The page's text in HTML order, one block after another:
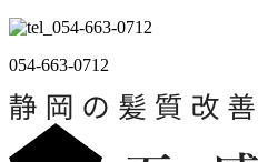
054-663-0712